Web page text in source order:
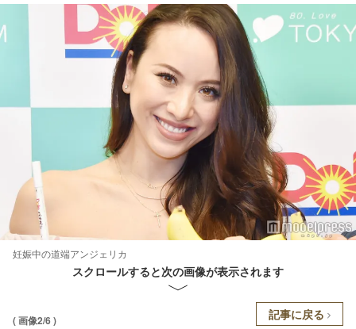
妊娠中の道端アンジェリカ
スクロールすると次の画像が表示されます
( 画像2/6 ) 記事に戻る